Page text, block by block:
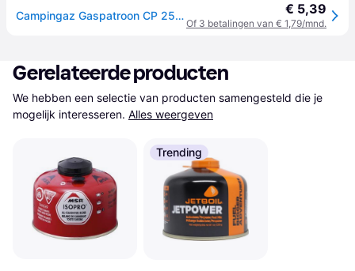
Campingaz Gaspatroon CP 250 - Blauw € 5,39
Of 3 betalingen van € 1,79/mnd.
Gerelateerde producten
We hebben een selectie van producten samengesteld die je
mogelijk interesseren. Alles weergeven
Trending